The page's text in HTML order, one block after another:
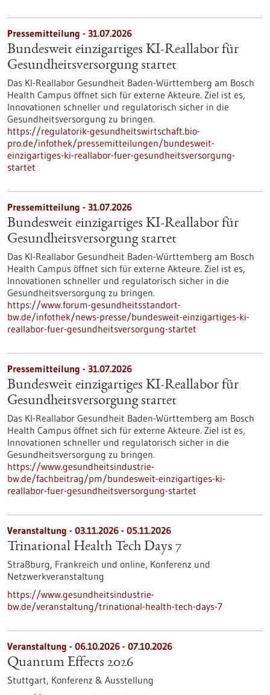
Pressemitteilung - 31.07.2026
Bundesweit einzigartiges KI-Reallabor für
Gesundheits­versorgung startet
Das KI-Reallabor Gesundheit Baden-Württemberg am Bosch
Health Campus öffnet sich für externe Akteure. Ziel ist es,
Innovationen schneller und regulatorisch sicher in die
Gesundheitsversorgung zu bringen.
https://regulatorik-gesundheitswirtschaft.bio-
pro.de/infothek/pressemitteilungen/bundesweit-
einzigartiges-ki-reallabor-fuer-gesundheitsversorgung-
startet
Pressemitteilung - 31.07.2026
Bundesweit einzigartiges KI-Reallabor für
Gesundheits­versorgung startet
Das KI-Reallabor Gesundheit Baden-Württemberg am Bosch
Health Campus öffnet sich für externe Akteure. Ziel ist es,
Innovationen schneller und regulatorisch sicher in die
Gesundheitsversorgung zu bringen.
https://www.forum-gesundheitsstandort-
bw.de/infothek/news-presse/bundesweit-einzigartiges-ki-
reallabor-fuer-gesundheitsversorgung-startet
Pressemitteilung - 31.07.2026
Bundesweit einzigartiges KI-Reallabor für
Gesundheits­versorgung startet
Das KI-Reallabor Gesundheit Baden-Württemberg am Bosch
Health Campus öffnet sich für externe Akteure. Ziel ist es,
Innovationen schneller und regulatorisch sicher in die
Gesundheitsversorgung zu bringen.
https://www.gesundheitsindustrie-
bw.de/fachbeitrag/pm/bundesweit-einzigartiges-ki-
reallabor-fuer-gesundheitsversorgung-startet
Veranstaltung - 03.11.2026 - 05.11.2026
Trinational Health Tech Days 7
Straßburg, Frankreich und online, Konferenz und
Netzwerkveranstaltung
https://www.gesundheitsindustrie-
bw.de/veranstaltung/trinational-health-tech-days-7
Veranstaltung - 06.10.2026 - 07.10.2026
Quantum Effects 2026
Stuttgart, Konferenz & Ausstellung